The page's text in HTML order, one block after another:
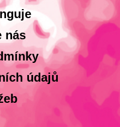
nás
údajů